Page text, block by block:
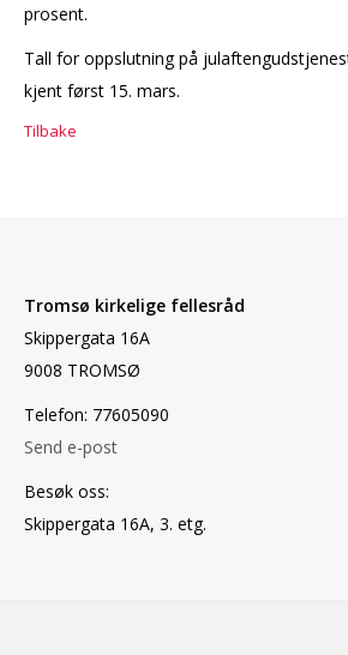
prosent.
Tall for oppslutning på
kjent først 15. mars.
Tilbake
Tromsø kirkelige fellesråd
Skippergata 16A
9008 TROMSØ
Telefon: 77605090
Send e-post
Besøk oss:
Skippergata 16A, 3. etg.